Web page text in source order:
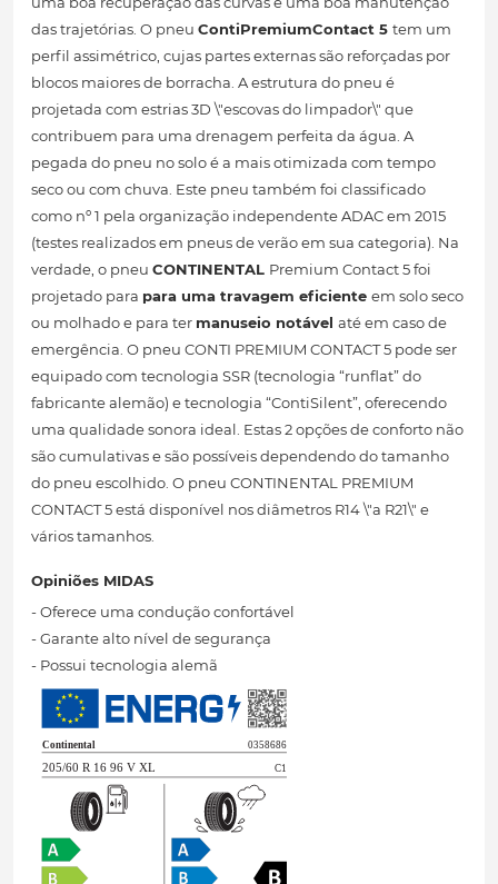
das trajetórias. O pneu ContiPremiumContact 5 tem um
perfil assimétrico, cujas partes externas são reforçadas por
blocos maiores de borracha. A estrutura do pneu é
projetada com estrias 3D \"escovas do limpador\" que
contribuem para uma drenagem perfeita da água. A
pegada do pneu no solo é a mais otimizada com tempo
seco ou com chuva. Este pneu também foi classificado
como nº 1 pela organização independente ADAC em 2015
(testes realizados em pneus de verão em sua categoria). Na
verdade, o pneu CONTINENTAL Premium Contact 5 foi
projetado para para uma travagem eficiente em solo seco
ou molhado e para ter manuseio notável até em caso de
emergência. O pneu CONTI PREMIUM CONTACT 5 pode ser
equipado com tecnologia SSR (tecnologia “runflat” do
fabricante alemão) e tecnologia “ContiSilent”, oferecendo
uma qualidade sonora ideal. Estas 2 opções de conforto não
são cumulativas e são possíveis dependendo do tamanho
do pneu escolhido. O pneu CONTINENTAL PREMIUM
CONTACT 5 está disponível nos diâmetros R14 \"a R21\" e
vários tamanhos.
Opiniões MIDAS
- Oferece uma condução confortável
- Garante alto nível de segurança
- Possui tecnologia alemã